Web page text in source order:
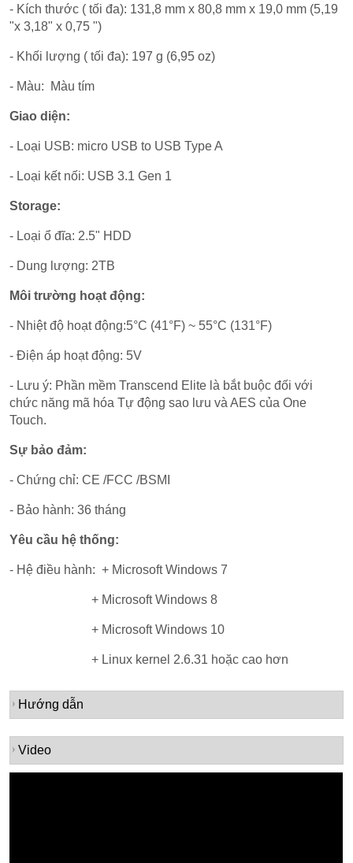
- Kích thước ( tối đa): 131,8 mm x 80,8 mm x 19,0 mm (5,19
"x 3,18" x 0,75 ")
- Khối lượng ( tối đa): 197 g (6,95 oz)
- Màu: Màu tím
Giao diện:
- Loại USB: micro USB to USB Type A
- Loại kết nối: USB 3.1 Gen 1
Storage:
- Loại ổ đĩa: 2.5" HDD
- Dung lượng: 2TB
Môi trường hoạt động:
- Nhiệt độ hoạt động:5°C (41°F) ~ 55°C (131°F)
- Điện áp hoạt động: 5V
- Lưu ý: Phần mềm Transcend Elite là bắt buộc đối với
chức năng mã hóa Tự động sao lưu và AES của One
Touch.
Sự bảo đảm:
- Chứng chỉ: CE/FCC/BSMI
- Bảo hành: 36 tháng
Yêu cầu hệ thống:
- Hệ điều hành: + Microsoft Windows 7
+ Microsoft Windows 8
+ Microsoft Windows 10
+ Linux kernel 2.6.31 hoặc cao hơn
Hướng dẫn
Video